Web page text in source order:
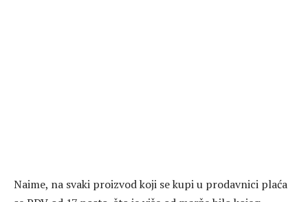
Naime, na svaki proizvod koji se kupi u prodavnici plaća